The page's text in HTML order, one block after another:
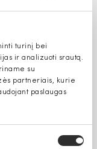
turinį bei
ir analizuoti srautą.
su
partneriais, kurie
paslaugas